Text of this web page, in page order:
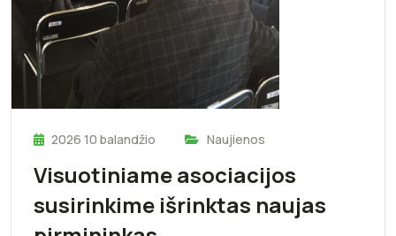
2026 10 balandžio Naujienos
Visuotiniame asociacijos
susirinkime išrinktas naujas